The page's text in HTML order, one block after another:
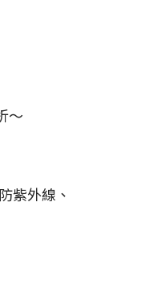
～
紫外線、